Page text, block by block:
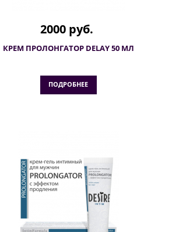
2000 руб.
КРЕМ ПРОЛОНГАТОР DELAY 50 МЛ
ПОДРОБНЕЕ